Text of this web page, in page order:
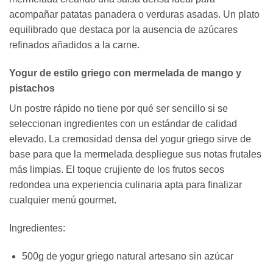
acompañar patatas panadera o verduras asadas. Un plato
equilibrado que destaca por la ausencia de azúcares
refinados añadidos a la carne.
Yogur de estilo griego con mermelada de mango y
pistachos
Un postre rápido no tiene por qué ser sencillo si se
seleccionan ingredientes con un estándar de calidad
elevado. La cremosidad densa del yogur griego sirve de
base para que la mermelada despliegue sus notas frutales
más limpias. El toque crujiente de los frutos secos
redondea una experiencia culinaria apta para finalizar
cualquier menú gourmet.
Ingredientes:
500g de yogur griego natural artesano sin azúcar